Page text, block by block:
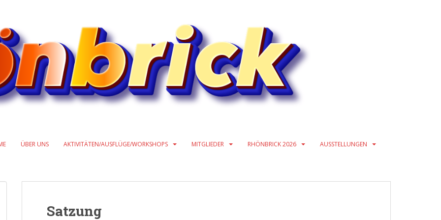
ÜBER UNS AKTIVITÄTEN/AUSFLÜGE/WORKSHOPS MITGLIEDER RHÖNBRICK 2026 AUSSTELLUNGEN
Satzung